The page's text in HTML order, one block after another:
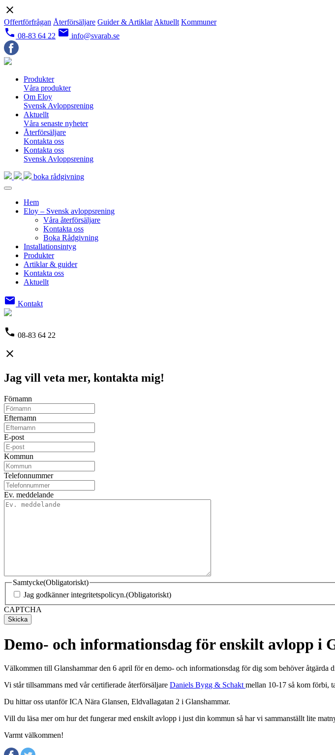
close
Offertförfrågan Återförsäljare Guider & Artiklar Aktuellt Kommuner
local_phone 08-83 64 22 email info@svarab.se
Produkter
Våra produkter
Om Eloy
Svensk Avloppsrening
Aktuellt
Våra senaste nyheter
Återförsäljare
Kontakta oss
Kontakta oss
Svensk Avloppsrening
boka rådgivning
Hem
Eloy – Svensk avloppsrening
Våra återförsäljare
Kontakta oss
Boka Rådgivning
Installationsintyg
Produkter
Artiklar & guider
Kontakta oss
Aktuellt
email Kontakt
phone 08-83 64 22
close
Jag vill veta mer, kontakta mig!
Förnamn
Efternamn
E-post
Kommun
Telefonnummer
Ev. meddelande
Samtycke(Obligatoriskt)
Jag godkänner integritetspolicyn.(Obligatoriskt)
CAPTCHA
Demo- och informationsdag för enskilt avlopp i
Välkommen till Glanshammar den 6 april för en demo- och informationsdag för dig som behöver åtgärda
Vi står tillsammans med vår certifierade återförsäljare Daniels Bygg & Schakt mellan 10-17 så kom förbi,
Du hittar oss utanför ICA Nära Glansen, Eldvallagatan 2 i Glanshammar.
Vill du läsa mer om hur det fungerar med enskilt avlopp i just din kommun så har vi sammanställt lite
Varmt välkommen!